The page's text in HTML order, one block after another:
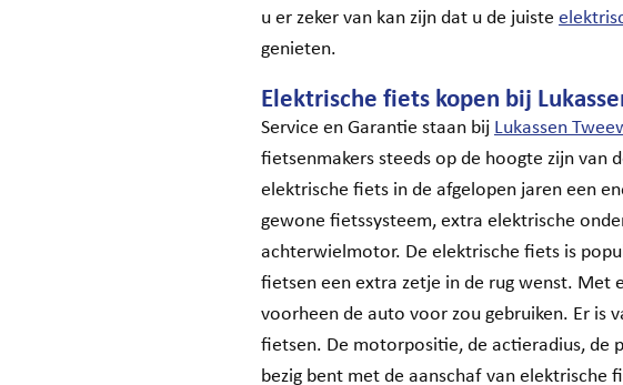
u er zeker van kan zijn dat u de juiste
genieten.
Elektrische fiets kopen bij
Service en Garantie staan bij Lukassen
fietsenmakers steeds op de hoogte zijn van
elektrische fiets in de afgelopen jaren een
gewone fietssysteem, extra elektrische
achterwielmotor. De elektrische fiets is
fietsen een extra zetje in de rug wenst. Met
voorheen de auto voor zou gebruiken. Er is
fietsen. De motorpositie, de actieradius, de
bezig bent met de aanschaf van